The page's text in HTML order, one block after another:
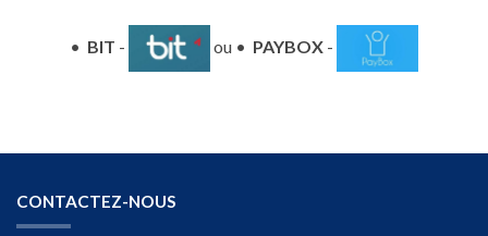
• BIT - ou • PAYBOX -
CONTACTEZ-NOUS